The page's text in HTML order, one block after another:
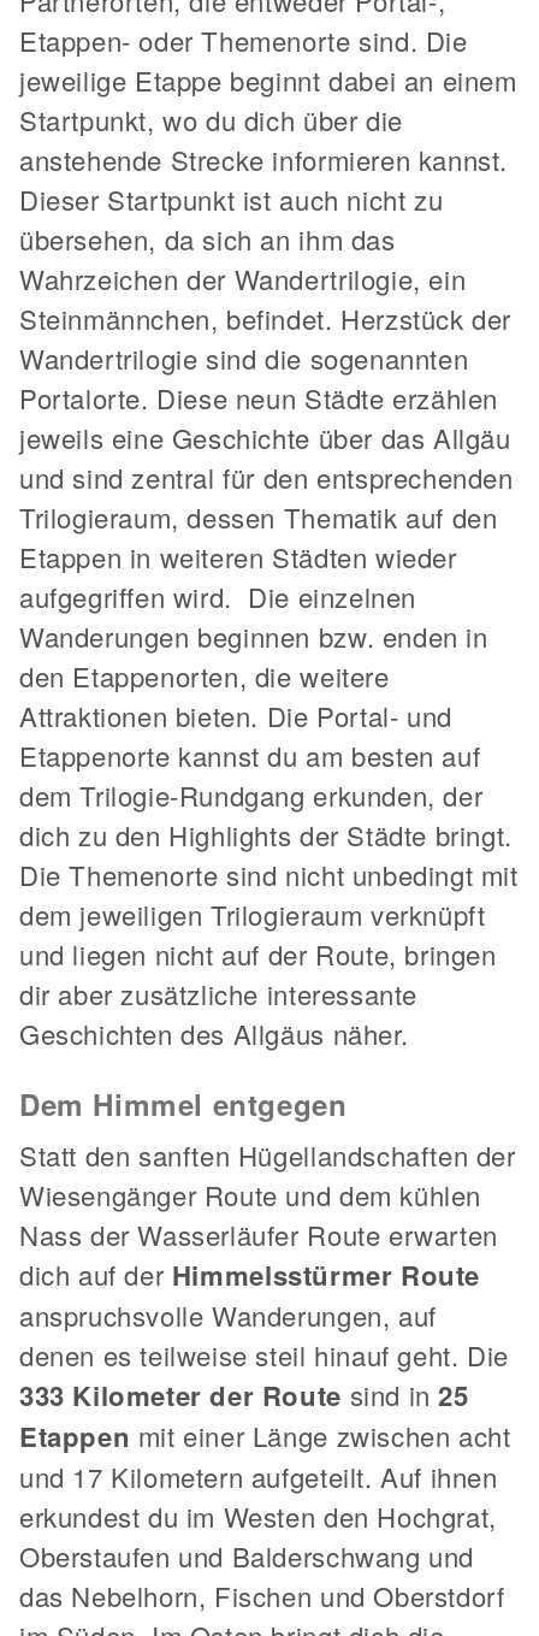
Etappen- oder Themenorte sind. Die
jeweilige Etappe beginnt dabei an einem
Startpunkt, wo du dich über die
anstehende Strecke informieren kannst.
Dieser Startpunkt ist auch nicht zu
übersehen, da sich an ihm das
Wahrzeichen der Wandertrilogie, ein
Steinmännchen, befindet. Herzstück der
Wandertrilogie sind die sogenannten
Portalorte. Diese neun Städte erzählen
jeweils eine Geschichte über das Allgäu
und sind zentral für den entsprechenden
Trilogieraum, dessen Thematik auf den
Etappen in weiteren Städten wieder
aufgegriffen wird. Die einzelnen
Wanderungen beginnen bzw. enden in
den Etappenorten, die weitere
Attraktionen bieten. Die Portal- und
Etappenorte kannst du am besten auf
dem Trilogie-Rundgang erkunden, der
dich zu den Highlights der Städte bringt.
Die Themenorte sind nicht unbedingt mit
dem jeweiligen Trilogieraum verknüpft
und liegen nicht auf der Route, bringen
dir aber zusätzliche interessante
Geschichten des Allgäus näher.
Dem Himmel entgegen
Statt den sanften Hügellandschaften der
Wiesengänger Route und dem kühlen
Nass der Wasserläufer Route erwarten
dich auf der Himmelsstürmer Route
anspruchsvolle Wanderungen, auf
denen es teilweise steil hinauf geht. Die
333 Kilometer der Route sind in25
Etappen mit einer Länge zwischen acht
und 17 Kilometern aufgeteilt. Auf ihnen
erkundest du im Westen den Hochgrat,
Oberstaufen und Balderschwang und
das Nebelhorn, Fischen und Oberstdorf